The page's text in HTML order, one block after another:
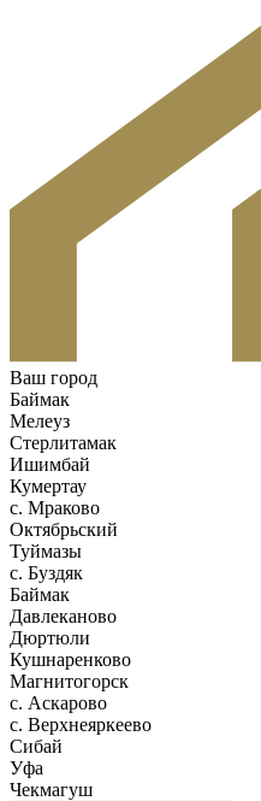
Ваш город
Баймак
Мелеуз
Стерлитамак
Ишимбай
Кумертау
c. Мраково
Октябрьский
Туймазы
c. Буздяк
Баймак
Давлеканово
Дюртюли
Кушнаренково
Магнитогорск
с. Аскарово
с. Верхнеяркеево
Сибай
Уфа
Чекмагуш